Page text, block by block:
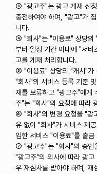
③ "광고주"는 광고 게재 신
충전하여야 하며, "광고"가
니다.
④ "회사"는 "이용료" 상당의
부터 일정 기간 이내에 "서
고를 게재 처리합니다.
⑤ "이용료" 상당의 "캐시"가
"회사"의 서비스 등록 기준
재를 보류하고 "광고주"에게
주"는 "회사"의 요청에 따라
⑥ "회사"의 변경 요청을 "광
유 없이 "회사"가 서비스 제
입한 서비스 "이용료"를 출
⑦ "광고주"는 "회사"의 승인
"광고주"의 의사에 따라 광
우 재심사를 받아야 하며, 재